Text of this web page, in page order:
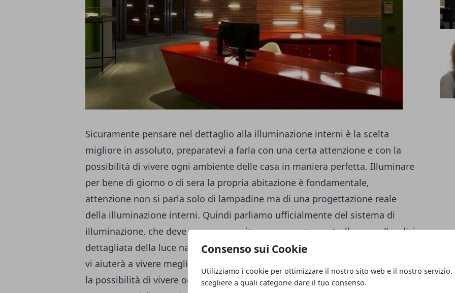
Consenso sui Cookie
Utilizziamo i cookie per ottimizzare il nostro sito web e il nostro servizio.
scegliere a quali categorie dare il tuo consenso.
Sicuramente pensare nel dettaglio alla illuminazione interni è la scelta
migliore in assoluto, preparatevi a farla con una certa attenzione e con la
possibilità di vivere ogni ambiente delle casa in maniera perfetta. Illuminare
per bene di giorno o di sera la propria abitazione è fondamentale,
attenzione non si parla solo di lampadine ma di una progettazione reale
della illuminazione interni. Quindi parliamo ufficialmente del sistema di
illuminazione, che deve essere eseguito con un certo controllo e con l’analisi
dettagliata della luce naturale. La scelta corretta della illuminazione interni,
vi aiuterà a vivere meglio e a mantenere la casa in perfette condizioni e con
la possibilità di vivere ogni ambiente con il massimo dettaglio. Non fatevi